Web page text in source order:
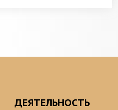
ДЕЯТЕЛЬНОСТЬ